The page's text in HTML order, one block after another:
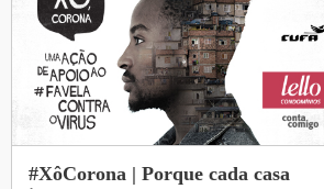
#XôCorona | Porque cada casa